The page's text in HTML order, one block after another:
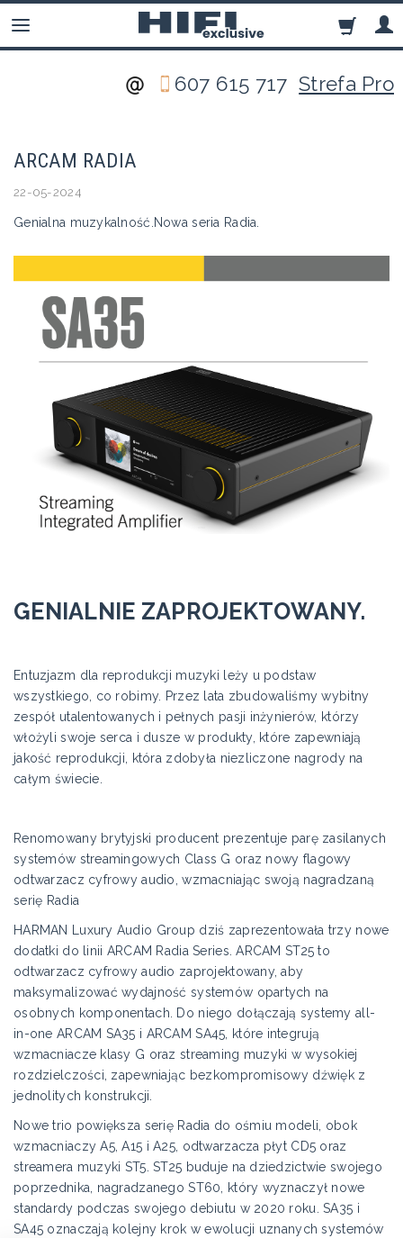
607 615 717Strefa Pro
ARCAM RADIA
22-05-2024
Genialna muzykalność.Nowa seria Radia.
GENIALNIE ZAPROJEKTOWANY.
Entuzjazm dla reprodukcji muzyki leży u podstaw
wszystkiego, co robimy. Przez lata zbudowaliśmy wybitny
zespół utalentowanych i pełnych pasji inżynierów, którzy
włożyli swoje serca i dusze w produkty, które zapewniają
jakość reprodukcji, która zdobyła niezliczone nagrody na
całym świecie.
Renomowany brytyjski producent prezentuje parę zasilanych
systemów streamingowych Class G oraz nowy flagowy
odtwarzacz cyfrowy audio, wzmacniając swoją nagradzaną
serię Radia
HARMAN Luxury Audio Group dziś zaprezentowała trzy nowe
dodatki do linii ARCAM Radia Series. ARCAM ST25 to
odtwarzacz cyfrowy audio zaprojektowany, aby
maksymalizować wydajność systemów opartych na
osobnych komponentach. Do niego dołączają systemy all-
in-one ARCAM SA35 i ARCAM SA45, które integrują
wzmacniacze klasy G oraz streaming muzyki w wysokiej
rozdzielczości, zapewniając bezkompromisowy dźwięk z
jednolitych konstrukcji.
Nowe trio powiększa serię Radia do ośmiu modeli, obok
wzmacniaczy A5, A15 i A25, odtwarzacza płyt CD5 oraz
streamera muzyki ST5. ST25 buduje na dziedzictwie swojego
poprzednika, nagradzanego ST60, który wyznaczył nowe
standardy podczas swojego debiutu w 2020 roku. SA35 i
SA45 oznaczają kolejny krok w ewolucji uznanych systemów